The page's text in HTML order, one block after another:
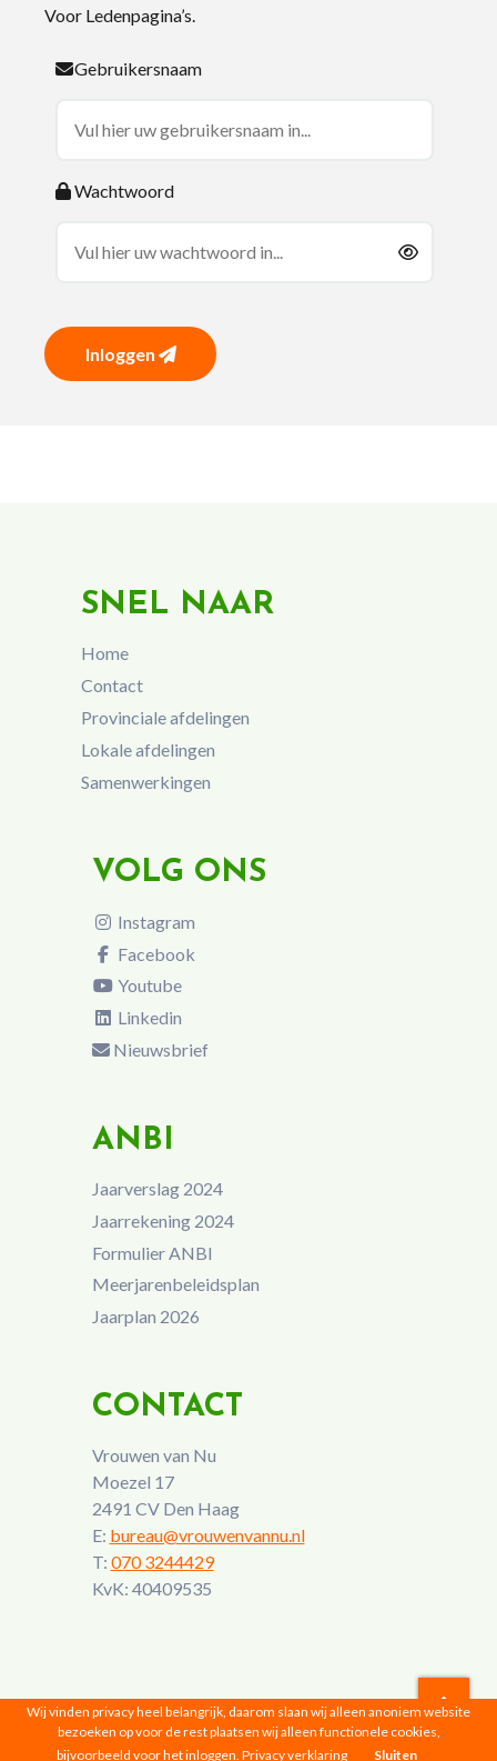
Voor Ledenpagina’s.
Gebruikersnaam
Wachtwoord
Inloggen
SNEL NAAR
Home
Contact
Provinciale afdelingen
Lokale afdelingen
Samenwerkingen
VOLG ONS
Instagram
Facebook
Youtube
Linkedin
Nieuwsbrief
ANBI
Jaarverslag 2024
Jaarrekening 2024
Formulier ANBI
Meerjarenbeleidsplan
Jaarplan 2026
CONTACT
Vrouwen van Nu
Moezel 17
2491 CV Den Haag
E: bureau@vrouwenvannu.nl
T: 070 3244429
KvK: 40409535
Vrouwen van Nu © 2026 |Privacyverklaring
Wij vinden privacy heel belangrijk, daarom slaan wij alleen anoniem website
bezoeken op voor de rest plaatsen wij alleen functionele cookies,
bijvoorbeeld voor het inloggen. Privacy verklaring Sluiten